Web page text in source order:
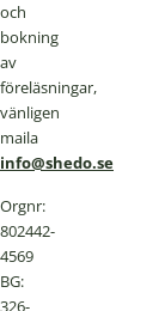
och
bokning
av
föreläsningar,
vänligen
maila
info@shedo.se
Orgnr:
802442-
4569
BG: